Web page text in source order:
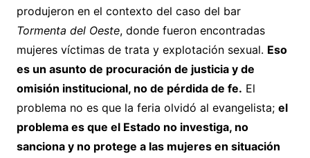
produjeron en el contexto del caso del bar
Tormenta del Oeste, donde fueron encontradas
mujeres víctimas de trata y explotación sexual. Eso
es un asunto de procuración de justicia y de
omisión institucional, no de pérdida de fe. El
problema no es que la feria olvidó al evangelista; el
problema es que el Estado no investiga, no
sanciona y no protege a las mujeres en situación